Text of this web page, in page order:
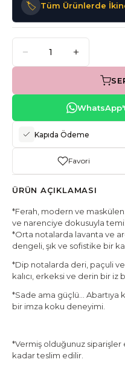
🏷️ Tüm Ürünlerde
Kapıda Ödeme
Favori
ÜRÜN AÇIKLAMASI
*Ferah, modern ve
ve narenciye dokusuyla
*Orta notalarda lavanta ve
dengeli, şık ve sofistike bir
*Dip notalarda deri, paçuli
kalıcı, erkeksi ve derin bir iz
*Sade ama güçlü… Abartıya
bir imza koku deneyimi.
*Vermiş olduğunuz siparişler
kadar teslim edilir.